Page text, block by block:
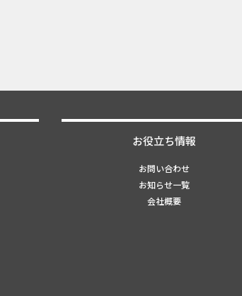
お役立ち情報
お問い合わせ
お知らせ一覧
会社概要